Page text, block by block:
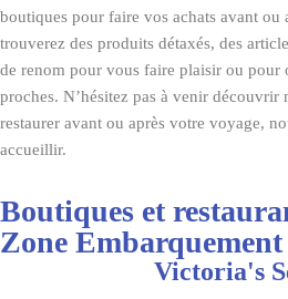
boutiques pour faire vos achats avant ou
trouverez des produits détaxés, des
de renom pour vous faire plaisir ou pour
proches. N’hésitez pas à venir découvrir
restaurer avant ou après votre voyage,
accueillir.
Boutiques et
Zone Embarquement
Victoria's